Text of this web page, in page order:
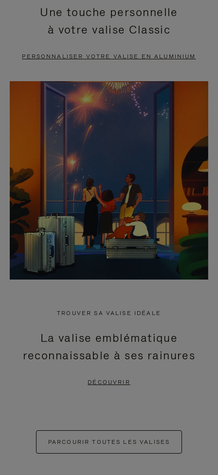
EN
PAUSE,
APPUYEZ
POUR
METTRE
PAUSE
VIDÉO
EST
DÉSACTIVÉ.
CLIQUER
POUR
RÉACTIVER
LE
SON
Une touche personnelle
à votre valise Classic
PERSONNALISER VOTRE VALISE EN ALUMINIUM
TROUVER SA VALISE IDÉALE
La valise emblématique
reconnaissable à ses rainures
DÉCOUVRIR
PARCOURIR TOUTES LES VALISES